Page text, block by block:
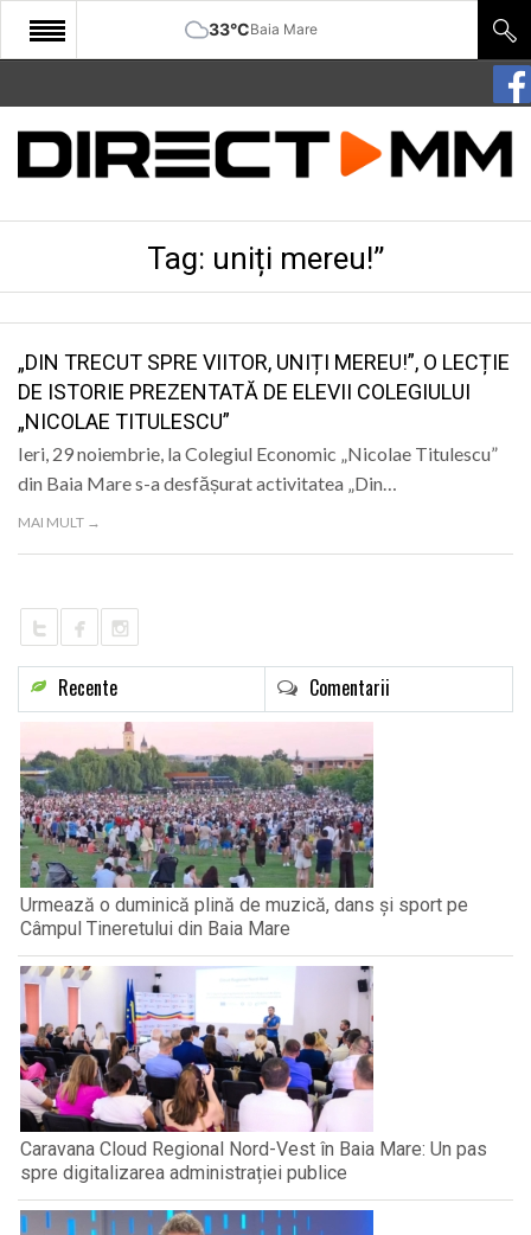
33°CBaia Mare
START
COMUNITATE
SANATATE
SPORT
SPECIAL
Tag: uniți mereu!”
„DIN TRECUT SPRE VIITOR, UNIȚI MEREU!”, O LECȚIE
DE ISTORIE PREZENTATĂ DE ELEVII COLEGIULUI
„NICOLAE TITULESCU”
Ieri, 29 noiembrie, la Colegiul Economic „Nicolae Titulescu”
din Baia Mare s-a desfășurat activitatea „Din…
MAI MULT →
Recente Comentarii
Urmează o duminică plină de muzică, dans și sport pe
Câmpul Tineretului din Baia Mare
Caravana Cloud Regional Nord-Vest în Baia Mare: Un pas
spre digitalizarea administrației publice